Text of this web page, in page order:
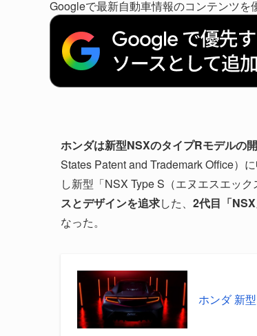
Googleで最新自動車情報のコンテンツを
ホンダは新型NSXのタイプRモデルの
States Patent and Trademark Office）
し新型「NSX Type S（エヌエスエッ
スとデザインを追求した、 2代目「
なった。
ホンダ 新